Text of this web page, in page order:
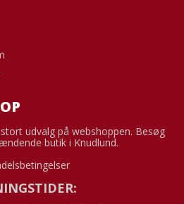
udvalg på webshoppen. Besøg
butik i Knudlund.